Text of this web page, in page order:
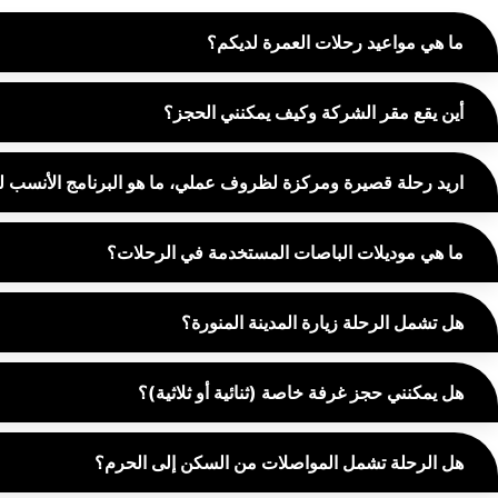
ما هي مواعيد رحلات العمرة لديكم؟
أين يقع مقر الشركة وكيف يمكنني الحجز؟
اريد رحلة قصيرة ومركزة لظروف عملي، ما هو البرنامج الأنسب
ما هي موديلات الباصات المستخدمة في الرحلات؟
هل تشمل الرحلة زيارة المدينة المنورة؟
هل يمكنني حجز غرفة خاصة (ثنائية أو ثلاثية)؟
هل الرحلة تشمل المواصلات من السكن إلى الحرم؟